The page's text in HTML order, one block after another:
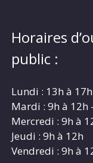
Horaires
public :
Lundi : 13h à 17h
Mardi : 9h à 12h
Mercredi : 9h à
Jeudi : 9h à 12h
Vendredi : 9h à